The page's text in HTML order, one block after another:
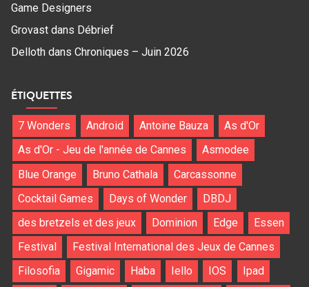
Game Designers
Grovast dans Débrief
Delloth dans Chroniques – Juin 2026
ÉTIQUETTES
7 Wonders Android Antoine Bauza
As d'Or
As d'Or - Jeu de l'année de Cannes
Asmodee
Blue Orange
Bruno Cathala
Carcassonne
Cocktail Games
Days of Wonder
DBDJ
des bretzels et des jeux
Dominion Edge
Essen
Festival
Festival International des Jeux de Cannes
Filosofia
Gigamic Haba Iello IOS Ipad